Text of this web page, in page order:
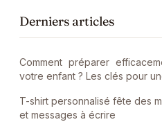
Derniers articles
Comment préparer
votre enfant ? Les clés pour
T-shirt personnalisé fête des
et messages à écrire